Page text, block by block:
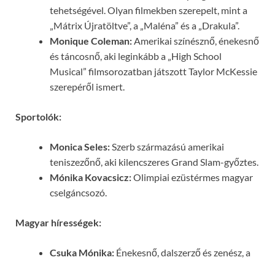
tehetségével. Olyan filmekben szerepelt, mint a
„Mátrix Újratöltve”, a „Maléna” és a „Drakula”.
Monique Coleman:Amerikai színésznő, énekesnő
és táncosnő, aki leginkább a „High School
Musical” filmsorozatban játszott Taylor McKessie
szerepéről ismert.
Sportolók:
Monica Seles:Szerb származású amerikai
teniszezőnő, aki kilencszeres Grand Slam-győztes.
Mónika Kovacsicz:Olimpiai ezüstérmes magyar
cselgáncsozó.
Magyar hírességek:
Csuka Mónika: Énekesnő, dalszerző és zenész, a